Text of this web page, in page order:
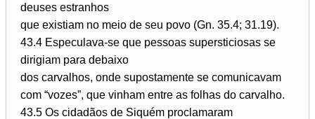
deuses estranhos
que existiam no meio de seu povo (Gn. 35.4; 31.19).
43.4 Especulava-se que pessoas supersticiosas se
dirigiam para debaixo
dos carvalhos, onde supostamente se comunicavam
com “vozes”, que vinham entre as folhas do carvalho.
43.5 Os cidadãos de Siquém proclamaram